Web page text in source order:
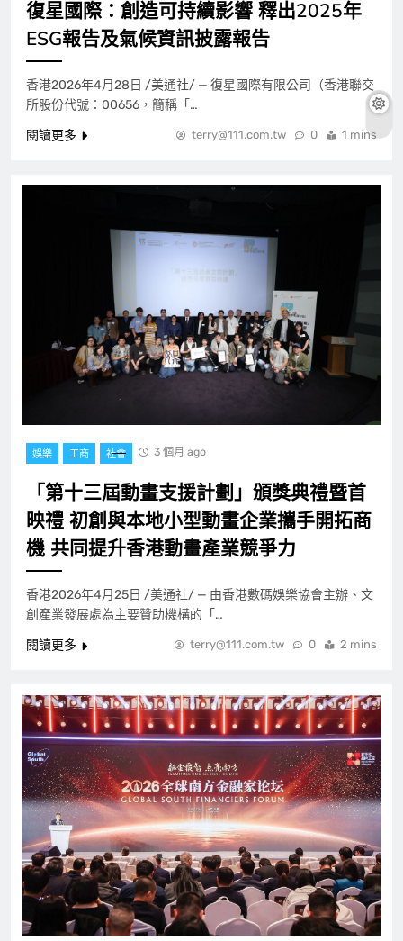
復星國際：創造可持續影響 釋出2025年
ESG報告及氣候資訊披露報告
香港2026年4月28日 /美通社/ — 復星國際有限公司（香港聯交
所股份代號：00656，簡稱「…
閱讀更多
terry@111.com.tw 0 1 mins
娛樂 工商 社會 3 個月 ago
「第十三屆動畫支援計劃」頒獎典禮暨首
映禮 初創與本地小型動畫企業攜手開拓商
機 共同提升香港動畫產業競爭力
香港2026年4月25日 /美通社/ — 由香港數碼娛樂協會主辦、文
創產業發展處為主要贊助機構的「…
閱讀更多
terry@111.com.tw 0 2 mins